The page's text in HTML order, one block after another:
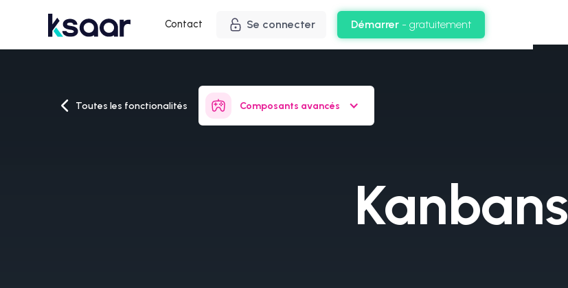
Contact Se connecter Démarrer - gratuitement
Toutes les fonctionalités Composants avancés
Kanbans